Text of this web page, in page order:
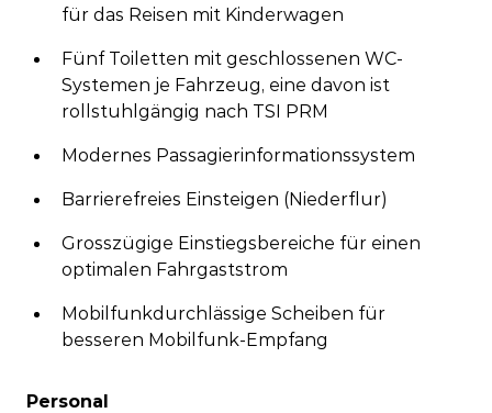
für das Reisen mit Kinderwagen
Fünf Toiletten mit geschlossenen WC-
Systemen je Fahrzeug, eine davon ist
rollstuhlgängig nach TSI PRM
Modernes Passagierinformationssystem
Barrierefreies Einsteigen (Niederflur)
Grosszügige Einstiegsbereiche für einen
optimalen Fahrgaststrom
Mobilfunkdurchlässige Scheiben für
besseren Mobilfunk-Empfang
Personal